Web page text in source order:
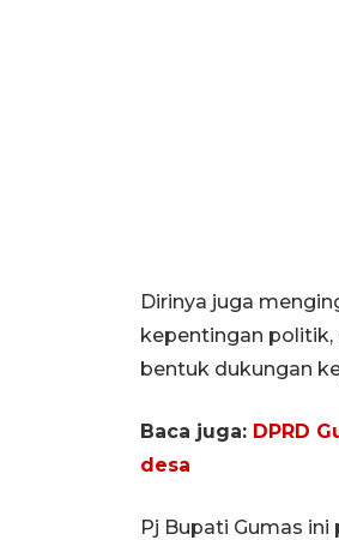
Dirinya juga
kepentingan politik,
bentuk dukungan
Baca juga: DPRD
desa
Pj Bupati Gumas